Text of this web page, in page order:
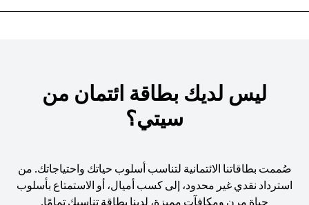
ليس لديك بطاقة ائتمان من
سيتي؟
صُممت بطاقاتنا الائتمانية لتناسب أسلوب حياتك واحتياجاتك. من
استرداد نقدي غير محدود، إلى كسب أميال، أو الاستمتاع بأسلوب
حياة مرن ومكافآت مميزة، لدينا بطاقة تناسبك تمامًا.